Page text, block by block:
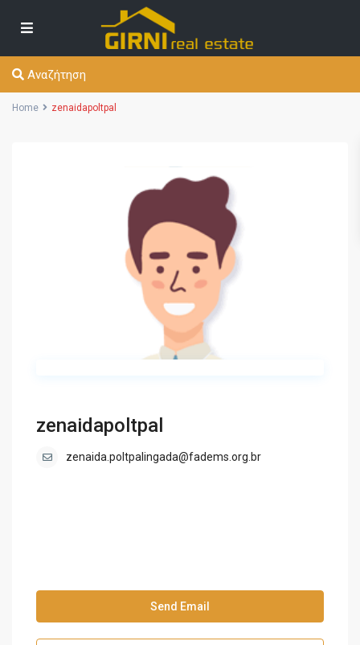
Αναζήτηση
Home zenaidapoltpal
zenaidapoltpal
zenaida.poltpalingada@fadems.org.br
Send Email